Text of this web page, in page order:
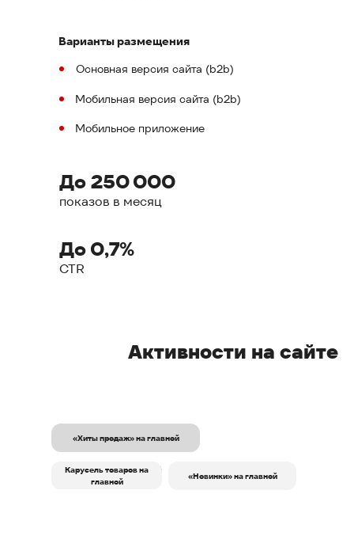
показов в месяц
CTR
До 250 000
До 0,7%
Варианты размещения
Основная версия сайта (b2b)
Мобильная версия сайта (b2b)
Мобильное приложение
«Хиты продаж» на главной
Блок из категорий на
главной
«Новинки» на главной
Активности на сайте
Эксклюзивный имиджевый
блок на главной
Карусель товаров на
главной